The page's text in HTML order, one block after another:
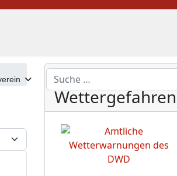
Suchen
#
DWD
Wettergefahren